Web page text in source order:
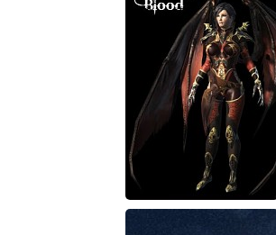
Prey - Mooncrash